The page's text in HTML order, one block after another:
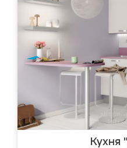
Кухня